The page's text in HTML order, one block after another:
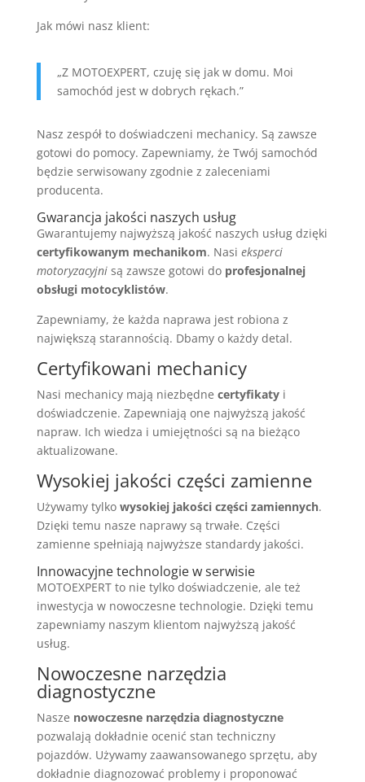
Jak mówi nasz klient:
„Z MOTOEXPERT, czuję się jak w domu. Moi
samochód jest w dobrych rękach.”
Nasz zespół to doświadczeni mechanicy. Są zawsze
gotowi do pomocy. Zapewniamy, że Twój samochód
będzie serwisowany zgodnie z zaleceniami
producenta.
Gwarancja jakości naszych usług
Gwarantujemy najwyższą jakość naszych usług dzięki
certyfikowanym mechanikom. Nasi eksperci
motoryzacyjnisą zawsze gotowi do profesjonalnej
obsługi motocyklistów.
Zapewniamy, że każda naprawa jest robiona z
największą starannością. Dbamy o każdy detal.
Certyfikowani mechanicy
Nasi mechanicy mają niezbędne certyfikatyi
doświadczenie. Zapewniają one najwyższą jakość
napraw. Ich wiedza i umiejętności są na bieżąco
aktualizowane.
Wysokiej jakości części zamienne
Używamy tylko wysokiej jakości części zamiennych.
Dzięki temu nasze naprawy są trwałe. Części
zamienne spełniają najwyższe standardy jakości.
Innowacyjne technologie w serwisie
MOTOEXPERT to nie tylko doświadczenie, ale też
inwestycja w nowoczesne technologie. Dzięki temu
zapewniamy naszym klientom najwyższą jakość
usług.
Nowoczesne narzędzia
diagnostyczne
Nasze nowoczesne narzędzia diagnostyczne
pozwalają dokładnie ocenić stan techniczny
pojazdów. Używamy zaawansowanego sprzętu, aby
dokładnie diagnozować problemy i proponować